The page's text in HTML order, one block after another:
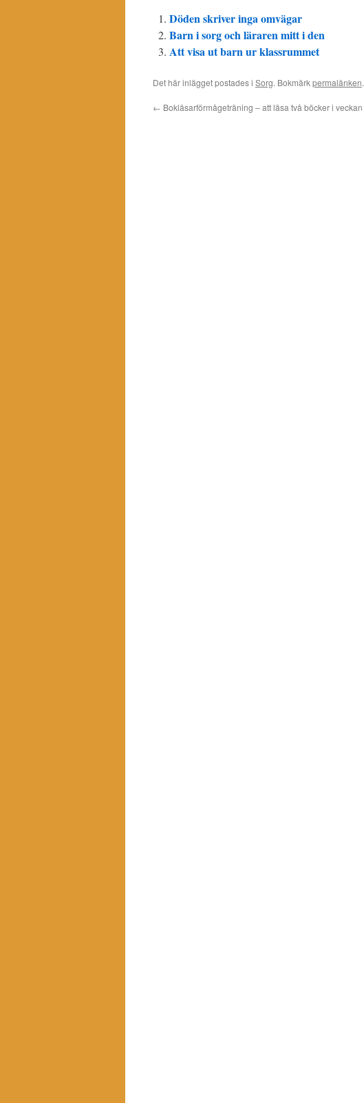
Döden skriver inga omvägar
Barn i sorg och läraren mitt i den
Att visa ut barn ur klassrummet
Det här inlägget postades i Sorg. Bokmärkpermalänken.
← Bokläsarförmågeträning – att läsa två böcker i veckan